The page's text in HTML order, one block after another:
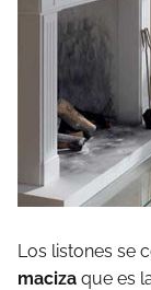
Los listones se
maciza que es